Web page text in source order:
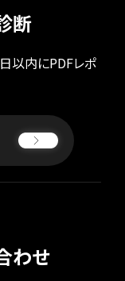
断
以内にPDFレポ
わせ